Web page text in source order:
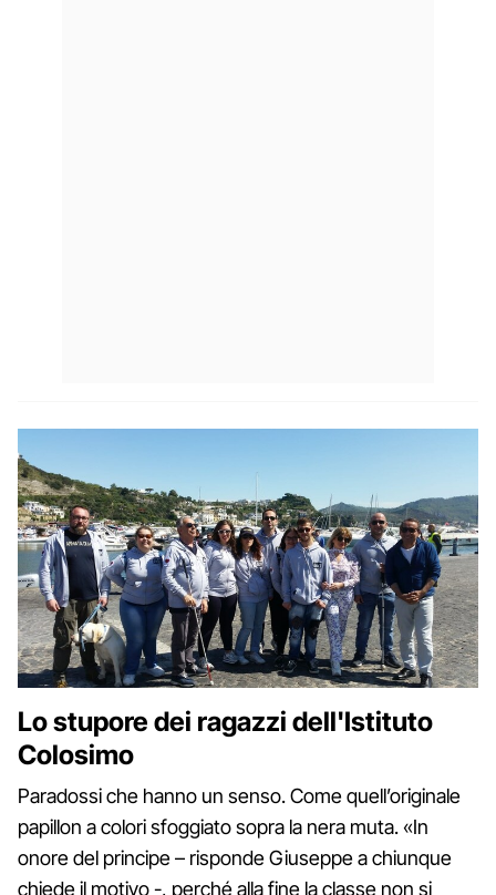
Lo stupore dei ragazzi dell'Istituto
Colosimo
Paradossi che hanno un senso. Come quell’originale
papillon a colori sfoggiato sopra la nera muta. «In
onore del principe – risponde Giuseppe a chiunque
chiede il motivo -, perché alla fine la classe non si